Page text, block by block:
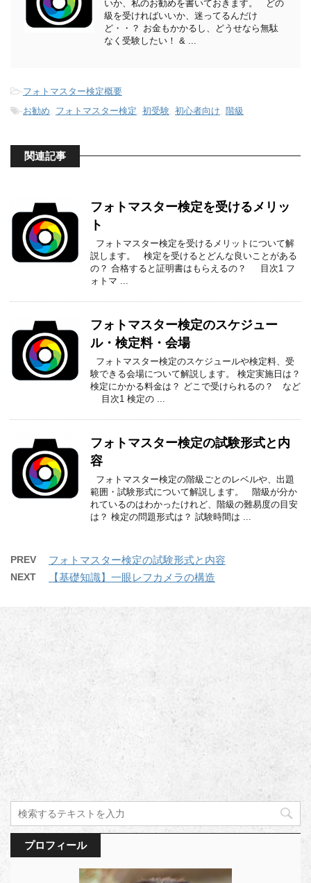
いか、私のお勧めを書いておきます。 どの
級を受ければいいか、迷ってるんだけ
ど・・？ お金もかかるし、どうせなら無駄
なく受験したい！ & ...
-フォトマスター検定概要
-お勧め フォトマスター検定 初受験 初心者向け 階級
関連記事
フォトマスター検定を受けるメリッ
ト
フォトマスター検定を受けるメリットについて解
説します。 検定を受けるとどんな良いことがある
の？ 合格すると証明書はもらえるの？ 目次1 フ
ォトマ ...
フォトマスター検定のスケジュー
ル・検定料・会場
フォトマスター検定のスケジュールや検定料、受
験できる会場について解説します。 検定実施日は？
検定にかかる料金は？ どこで受けられるの？ など
目次1 検定の ...
フォトマスター検定の試験形式と内
容
フォトマスター検定の階級ごとのレベルや、出題
範囲・試験形式について解説します。 階級が分か
れているのはわかったけれど、階級の難易度の目安
は？ 検定の問題形式は？ 試験時間は ...
PREV フォトマスター検定の試験形式と内容
NEXT 【基礎知識】一眼レフカメラの構造
プロフィール